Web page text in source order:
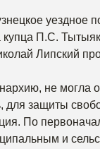
П.С.
Липский
не могла
защиты
По
и